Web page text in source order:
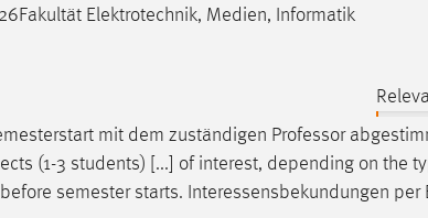
Elektrotechnik, Medien, Informatik
mit dem zuständigen Professor
(1-3 students) [...] of interest, depending on the
semester starts. Interessensbekundungen per